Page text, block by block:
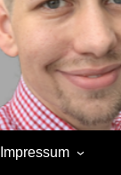
Impressum